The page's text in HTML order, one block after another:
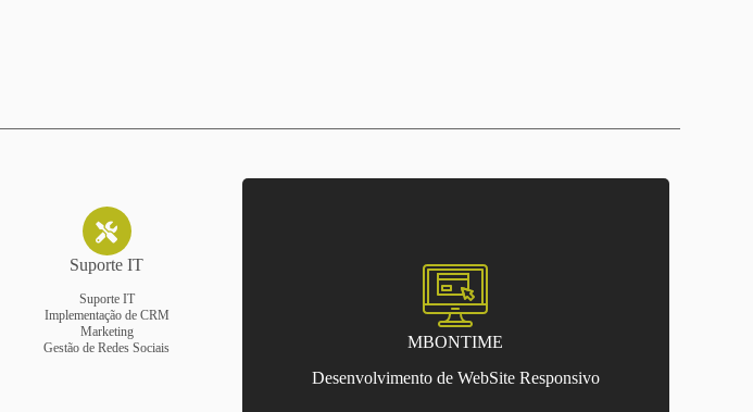
Suporte IT
Suporte IT
Implementação de CRM
Marketing
Gestão de Redes Sociais
MBONTIME
Desenvolvimento de WebSite Responsivo